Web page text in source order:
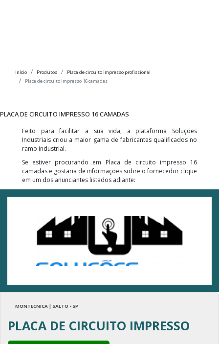
Início Produtos
Placa de circuito impresso profissional
Placa de circuito impresso 16 camadas
PLACA DE CIRCUITO IMPRESSO 16 CAMADAS
Feito para facilitar a sua vida, a plataforma Soluções
Industriais criou a maior gama de fabricantes qualificados no
ramo industrial.
Se estiver procurando em Placa de circuito impresso 16
camadas e gostaria de informações sobre o fornecedor clique
em um dos anunciantes listados adiante:
MONTECNICA | SALTO - SP
PLACA DE CIRCUITO IMPRESSO